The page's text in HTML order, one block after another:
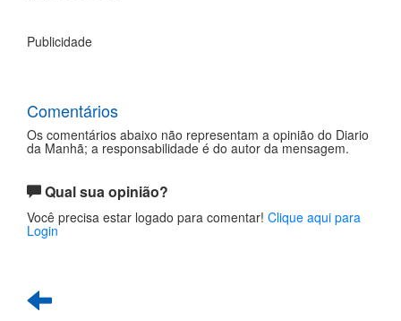
Publicidade
Comentários
Os comentários abaixo não representam a opinião do Diario
da Manhã; a responsabilidade é do autor da mensagem.
Qual sua opinião?
Você precisa estar logado para comentar! Clique aqui para
Login